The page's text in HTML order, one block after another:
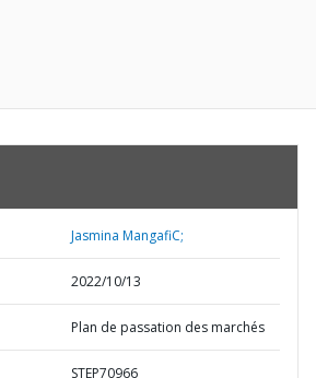
Jasmina MangafiC;
2022/10/13
Plan de passation des marchés
STEP70966